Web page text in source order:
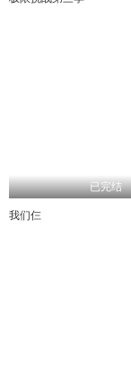
已完结
我们仨